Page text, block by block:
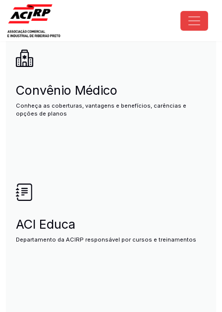
Pular para o conteúdo principal
ACIRP - Associação Comercial
Convênio Médico
Conheça as coberturas, vantagens e benefícios, carências e
opções de planos
ACI Educa
Departamento da ACIRP responsável por cursos e treinamentos